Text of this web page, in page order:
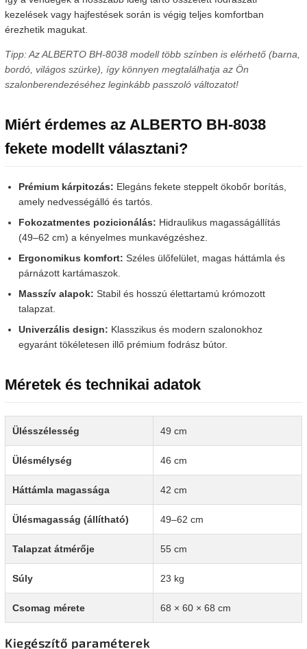
kezelések vagy hajfestések során is végig teljes komfortban
érezhetik magukat.
Tipp: Az ALBERTO BH-8038 modell több színben is elérhető (barna,
bordó, világos szürke), így könnyen megtalálhatja az Ön
szalonberendezéséhez leginkább passzoló változatot!
Miért érdemes az ALBERTO BH-8038
fekete modellt választani?
Prémium kárpitozás: Elegáns fekete steppelt ökobőr borítás,
amely nedvességálló és tartós.
Fokozatmentes pozicionálás: Hidraulikus magasságállítás
(49–62 cm) a kényelmes munkavégzéshez.
Ergonomikus komfort: Széles ülőfelület, magas háttámla és
párnázott kartámaszok.
Masszív alapok: Stabil és hosszú élettartamú krómozott
talapzat.
Univerzális design: Klasszikus és modern szalonokhoz
egyaránt tökéletesen illő prémium fodrász bútor.
Méretek és technikai adatok
Ülésszélesség 49 cm
Ülésmélység 46 cm
Háttámla magassága 42 cm
Ülésmagasság (állítható) 49–62 cm
Talapzat átmérője 55 cm
Súly 23 kg
Csomag mérete 68 × 60 × 68 cm
Kiegészítő paraméterek